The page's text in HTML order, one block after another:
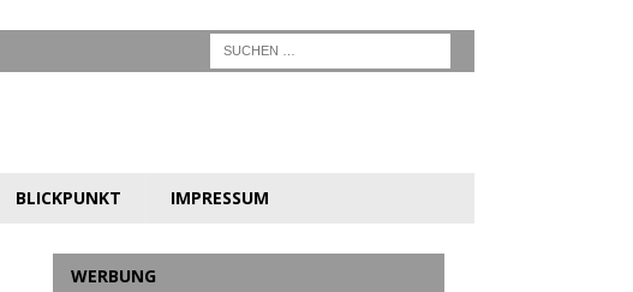
BLICKPUNKT IMPRESSUM
WERBUNG